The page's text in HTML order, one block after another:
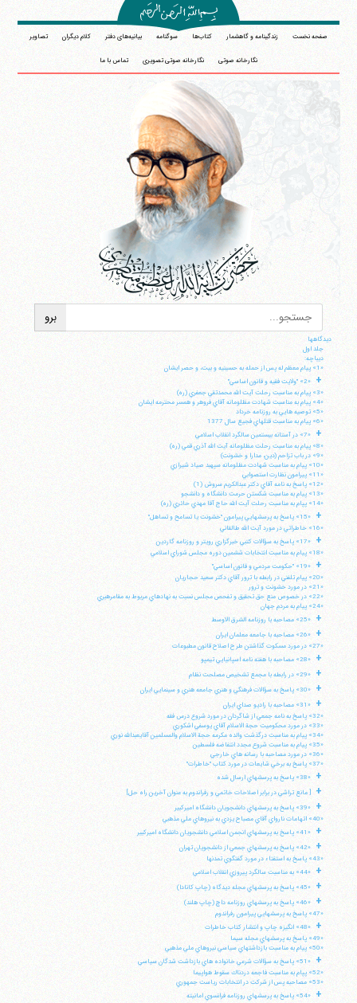
صفحه نخست زندگینامه و گاهشمار کتاب‌ها سوگنامه بیانیه‌های دفتر کلام دیگران تصاویر
نگارخانه صوتی نگارخانه صوتی تصویری تماس با ما
دیدگاهها
جلد اول
ديباچه:
«1» پيام معظم له پس از حمله به حسينيه و بيت، و حصر ايشان
+
«2» "ولايت فقيه و قانون اساسي"
«3» پيام به مناسبت رحلت آيت الله محمدتقي جعفري (ره)
«4» پيام به مناسبت شهادت مظلومانه آقاي فروهر و همسر محترمه ايشان
«5» توصيه هايي به روزنامه خرداد
«6» پيام به مناسبت قتلهاي فجيع سال 1377
+
«7» در آستانه بيستمين سالگرد انقلاب اسلامي
«8» پيام به مناسبت رحلت مظلومانه آيت الله آذري قمي (ره)
«9» در باب تزاحم (دين، مدارا و خشونت)
«10» پيام به مناسبت شهادت مظلومانه سپهبد صياد شيرازي
«11» پيرامون نظارت استصوابي
«12» پاسخ به نامه آقاي دكتر عبدالكريم سروش (1)
«13» پيام به مناسبت شكستن حرمت دانشگاه و دانشجو
«14» پپام به مناسبت رحلت آيت الله حاج آقا مهدي حائري (ره)
+
«15» پاسخ به پرسشهايي پيرامون "خشونت يا تسامح و تساهل"
«16» خاطراتي در مورد آيت الله طالقاني
+
«17» پاسخ به سؤالات كتبي خبرگزاري رويتر و روزنامه گاردين
«18» پيام به مناسبت انتخابات ششمين دوره مجلس شوراي اسلامي
+
«19» "حكومت مردمي و قانون اساسي"
«20» پيام تلفني در رابطه با ترور آقاي دكتر سعيد حجاريان
«21» در مورد خشونت و ترور
«22» در خصوص منع حق تحقيق و تفحص مجلس نسبت به نهادهاي مربوط به مقامرهبري
«24» پيام به مردم جهان
+ «25» مصاحبه با روزنامه الشرق الاوسط
+
«26» مصاحبه با جامعه معلمان ايران
«27» در مورد مسكوت گذاشتن طرح اصلاح قانون مطبوعات
+ «28» مصاحبه با هفته نامه اسپانيايي تيمپو
+ «29» در رابطه با مجمع تشخيص مصلحت نظام
+ «30» پاسخ به سؤالات فرهنگي و هنري جامعه هنري و سينمايي ايران
+
«31» مصاحبه با راديو صداي ايران
«32» پاسخ به نامه جمعي از شاگردان در مورد شروع درس فقه
«33» در مورد محكوميت حجة الاسلام آقاي يوسفي اشكوري
«34» پيام به مناسبت درگذشت والده مكرمه حجة الاسلام والمسلمين آقايعبدالله نوري
«35» پيام به مناسبت شروع مجدد انتفاضه فلسطين
«36» در مورد مصاحبه با رسانه هاي خارجي
«37» پاسخ به برخي شايعات در مورد كتاب "خاطرات"
+ «38» پاسخ به پرسشهاي ارسال شده
+ [ مانع تراشي در برابر اصلاحات خاتمي و رفراندوم به عنوان آخرين راه حل]
+
«39» پاسخ به پرسشهاي دانشجويان دانشگاه اميركبير
«40» اتهامات نارواي آقاي مصباح يزدي به نيروهاي ملي مذهبي
+ «41» پاسخ به پرسشهاي انجمن اسلامي دانشجويان دانشگاه اميركبير
+
«42» پاسخ به پرسشهاي جمعي از دانشجويان تهران
«43» پاسخ به استفتاء در مورد گفتگوي تمدنها
+ «44» به مناسبت سالگرد پيروزي انقلاب اسلامي
+ «45» پاسخ به پرسشهاي مجله ديدگاه (چاپ كانادا)
+
«46» پاسخ به پرسشهاي روزنامه داچ (چاپ هلند)
«47» پاسخ به پرسشهايي پيرامون رفراندوم
+
«48» انگيزه چاپ و انتشار كتاب خاطرات
«49» پاسخ به پرسشهاي مجله سيما
«50» پيام به مناسبت بازداشتهاي سياسي نيروهاي ملي مذهبي
+
«51» پاسخ به سؤالات شرعي خانواده هاي بازداشت شدگان سياسي
«52» پپام به مناسبت فاجعه دردناك سقوط هواپيما
«53» مصاحبه پس از شركت در انتخابات رياست جمهوري
+ «54» پاسخ به پرسشهاي روزنامه فرانسوي امانيته